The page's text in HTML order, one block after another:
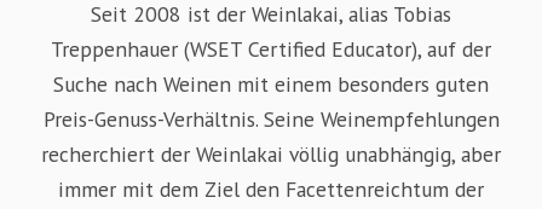
Seit 2008 ist der Weinlakai, alias Tobias
Treppenhauer (WSET Certified Educator), auf der
Suche nach Weinen mit einem besonders guten
Preis-Genuss-Verhältnis. Seine Weinempfehlungen
recherchiert der Weinlakai völlig unabhängig, aber
immer mit dem Ziel den Facettenreichtum der